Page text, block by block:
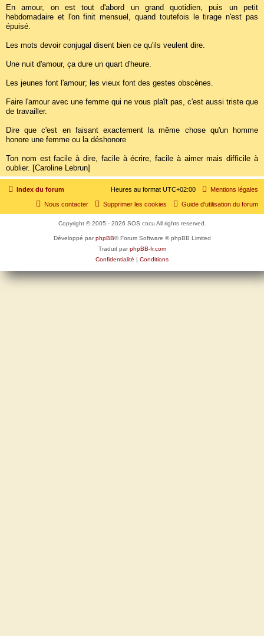
En amour, on est tout d'abord un grand quotidien, puis un petit
hebdomadaire et l'on finit mensuel, quand toutefois le tirage n'est pas
épuisé.
Les mots devoir conjugal disent bien ce qu'ils veulent dire.
Une nuit d'amour, ça dure un quart d'heure.
Les jeunes font l'amour; les vieux font des gestes obscènes.
Faire l'amour avec une femme qui ne vous plaît pas, c'est aussi triste que
de travailler.
Dire que c'est en faisant exactement la même chose qu'un homme
honore une femme ou la déshonore
Ton nom est facile à dire, facile à écrire, facile à aimer mais difficile à
oublier. [Caroline Lebrun]
Index du forum Mentions légales
Heures au format UTC+02:00
Guide d'utilisation du forum
Supprimer les cookies
Nous contacter
Copyright © 2005 - 2026 SOS cocu All rights reserved.
Développé parphpBB® Forum Software © phpBB Limited
Traduit parphpBB-fr.com
Confidentialité | Conditions